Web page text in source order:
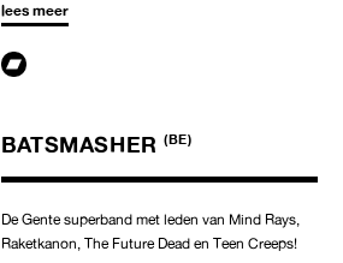
lees meer
BATSMASHER (BE)
De Gente superband met leden van Mind Rays,
Raketkanon, The Future Dead en Teen Creeps!